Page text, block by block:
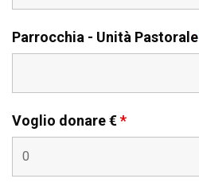
Parrocchia - Unità Pastorale
Voglio donare €*